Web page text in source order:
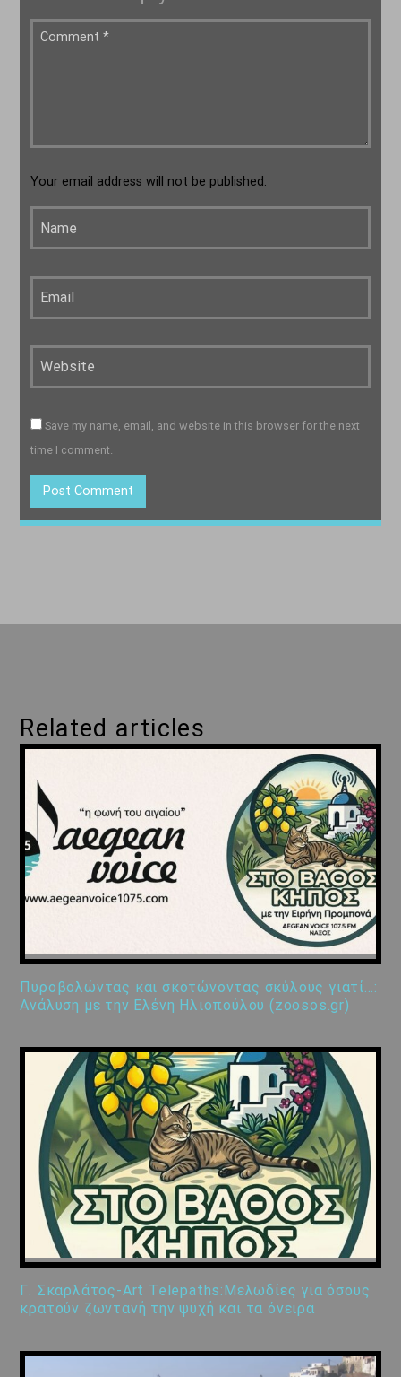
Your email address will not be published.
Save my name, email, and website in this browser for the next
time I comment.
Related articles
Πυροβολώντας και σκοτώνοντας σκύλους γιατί…:
Ανάλυση με την Ελένη Ηλιοπούλου (zoosos.gr)
Γ. Σκαρλάτος-Art Telepaths:Μελωδίες για όσους
κρατούν ζωντανή την ψυχή και τα όνειρα